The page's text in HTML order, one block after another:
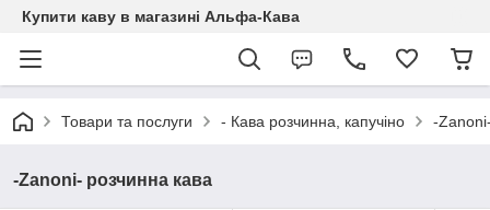
Купити каву в магазині Альфа-Кава
Товари та послуги - Кава розчинна, капучіно -
-Zanoni- розчинна кава